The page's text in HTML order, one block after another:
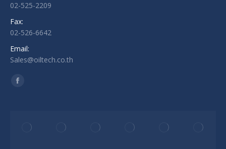
02-525-2209
Fax:
02-526-6642
Email:
Sales@oiltech.co.th
Find us on:
Facebook